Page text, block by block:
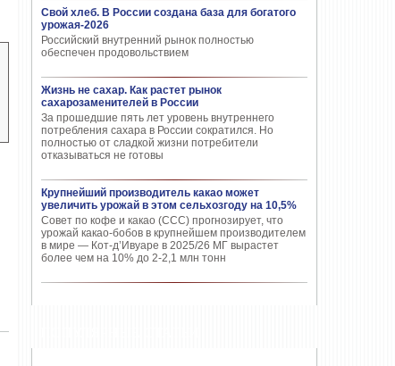
Свой хлеб. В России создана база для богатого
урожая-2026
Российский внутренний рынок полностью
обеспечен продовольствием
Жизнь не сахар. Как растет рынок
сахарозаменителей в России
За прошедшие пять лет уровень внутреннего
потребления сахара в России сократился. Но
полностью от сладкой жизни потребители
отказываться не готовы
Крупнейший производитель какао может
увеличить урожай в этом сельхозгоду на 10,5%
Совет по кофе и какао (CCC) прогнозирует, что
урожай какао-бобов в крупнейшем производителем
в мире — Кот-д’Ивуаре в 2025/26 МГ вырастет
более чем на 10% до 2-2,1 млн тонн